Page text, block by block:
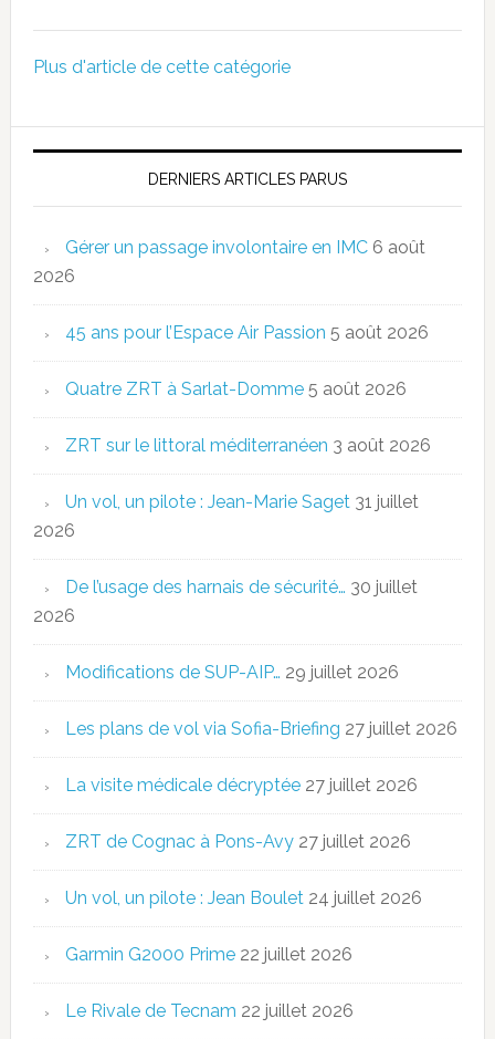
Plus d'article de cette catégorie
DERNIERS ARTICLES PARUS
Gérer un passage involontaire en IMC 6 août
2026
45 ans pour l’Espace Air Passion 5 août 2026
Quatre ZRT à Sarlat-Domme 5 août 2026
ZRT sur le littoral méditerranéen 3 août 2026
Un vol, un pilote : Jean-Marie Saget 31 juillet
2026
De l’usage des harnais de sécurité… 30 juillet
2026
Modifications de SUP-AIP… 29 juillet 2026
Les plans de vol via Sofia-Briefing 27 juillet 2026
La visite médicale décryptée 27 juillet 2026
ZRT de Cognac à Pons-Avy 27 juillet 2026
Un vol, un pilote : Jean Boulet 24 juillet 2026
Garmin G2000 Prime 22 juillet 2026
Le Rivale de Tecnam 22 juillet 2026